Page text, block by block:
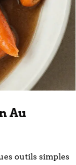
Au
outils simples